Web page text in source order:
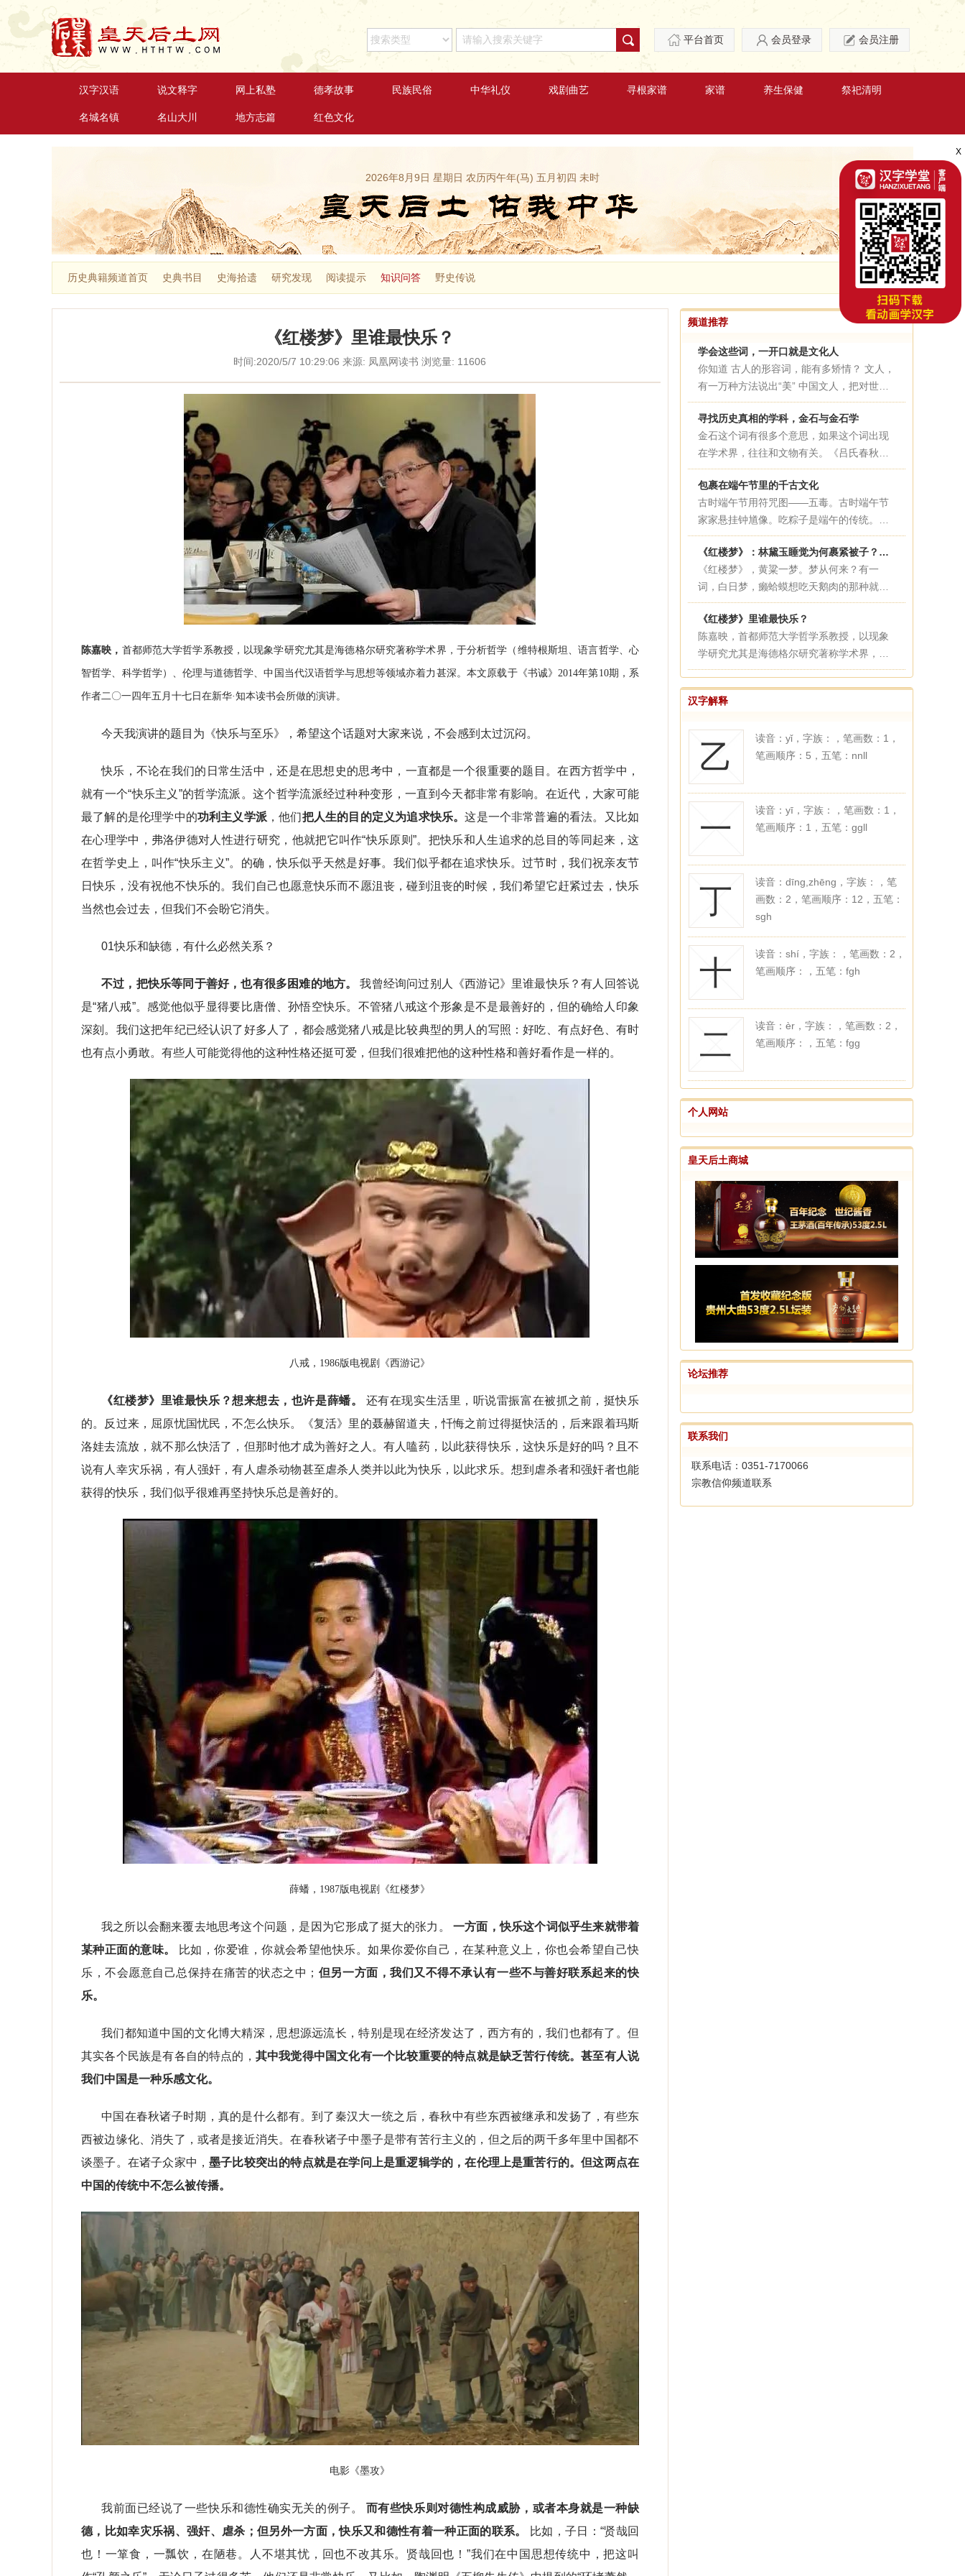
平台首页 会员登录 会员注册
X
汉字汉语 说文释字 网上私塾 德孝故事 民族民俗 中华礼仪 戏剧曲艺 寻根家谱 家谱 养生保健 祭祀清明
名城名镇 名山大川 地方志篇 红色文化
2026年8月9日 星期日 农历丙午年(马) 五月初四 未时
历史典籍频道首页 史典书目 史海拾遗 研究发现 阅读提示 知识问答 野史传说
《红楼梦》里谁最快乐？
时间:2020/5/7 10:29:06 来源: 凤凰网读书 浏览量: 11606
陈嘉映， 首都师范大学哲学系教授，以现象学研究尤其是海德格尔研究著称学术界，于分析哲学（维特根斯坦、语言哲学、心
智哲学、科学哲学）、伦理与道德哲学、中国当代汉语哲学与思想等领域亦着力甚深。本文原载于《书诚》2014年第10期，系
作者二〇一四年五月十七日在新华·知本读书会所做的演讲。
今天我演讲的题目为《快乐与至乐》，希望这个话题对大家来说，不会感到太过沉闷。
快乐，不论在我们的日常生活中，还是在思想史的思考中，一直都是一个很重要的题目。在西方哲学中，
就有一个“快乐主义”的哲学流派。这个哲学流派经过种种变形，一直到今天都非常有影响。在近代，大家可能
最了解的是伦理学中的功利主义学派 ，他们把人生的目的定义为追求快乐。这是一个非常普遍的看法。又比如
在心理学中，弗洛伊德对人性进行研究，他就把它叫作“快乐原则”。把快乐和人生追求的总目的等同起来，这
在哲学史上，叫作“快乐主义”。的确，快乐似乎天然是好事。我们似乎都在追求快乐。过节时，我们祝亲友节
日快乐，没有祝他不快乐的。我们自己也愿意快乐而不愿沮丧，碰到沮丧的时候，我们希望它赶紧过去，快乐
当然也会过去，但我们不会盼它消失。
01快乐和缺德，有什么必然关系？
不过，把快乐等同于善好，也有很多困难的地方。
我曾经询问过别人《西游记》里谁最快乐？有人回答说
是“猪八戒”。感觉他似乎显得要比唐僧、孙悟空快乐。不管猪八戒这个形象是不是最善好的，但的确给人印象
深刻。我们这把年纪已经认识了好多人了，都会感觉猪八戒是比较典型的男人的写照：好吃、有点好色、有时
也有点小勇敢。有些人可能觉得他的这种性格还挺可爱，但我们很难把他的这种性格和善好看作是一样的。
八戒，1986版电视剧《西游记》
《红楼梦》里谁最快乐？想来想去，也许是薛蟠。
还有在现实生活里，听说雷振富在被抓之前，挺快乐
的。反过来，屈原忧国忧民，不怎么快乐。《复活》里的聂赫留道夫，忏悔之前过得挺快活的，后来跟着玛斯
洛娃去流放，就不那么快活了，但那时他才成为善好之人。有人嗑药，以此获得快乐，这快乐是好的吗？且不
说有人幸灾乐祸，有人强奸，有人虐杀动物甚至虐杀人类并以此为快乐，以此求乐。想到虐杀者和强奸者也能
获得的快乐，我们似乎很难再坚持快乐总是善好的。
薛蟠，1987版电视剧《红楼梦》
我之所以会翻来覆去地思考这个问题，是因为它形成了挺大的张力。一方面，快乐这个词似乎生来就带着
某种正面的意味。
比如，你爱谁，你就会希望他快乐。如果你爱你自己，在某种意义上，你也会希望自己快
乐，不会愿意自己总保持在痛苦的状态之中； 但另一方面，我们又不得不承认有一些不与善好联系起来的快
乐。
我们都知道中国的文化博大精深，思想源远流长，特别是现在经济发达了，西方有的，我们也都有了。但
其实各个民族是有各自的特点的， 其中我觉得中国文化有一个比较重要的特点就是缺乏苦行传统。甚至有人说
我们中国是一种乐感文化。
中国在春秋诸子时期，真的是什么都有。到了秦汉大一统之后，春秋中有些东西被继承和发扬了，有些东
西被边缘化、消失了，或者是接近消失。在春秋诸子中墨子是带有苦行主义的，但之后的两千多年里中国都不
谈墨子。在诸子众家中，墨子比较突出的特点就是在学问上是重逻辑学的，在伦理上是重苦行的。但这两点在
中国的传统中不怎么被传播。
电影《墨攻》
我前面已经说了一些快乐和德性确实无关的例子。 而有些快乐则对德性构成威胁，或者本身就是一种缺
德，比如幸灾乐祸、强奸、虐杀；但另外一方面，快乐又和德性有着一种正面的联系。
比如，子日：“贤哉回
也！一箪食，一瓢饮，在陋巷。人不堪其忧，回也不改其乐。贤哉回也！”我们在中国思想传统中，把这叫
频道推荐
学会这些词，一开口就是文化人
你知道 古人的形容词，能有多矫情？ 文人，
有一万种方法说出“美” 中国文人，把对世界
的善意和细心，用强大的文字驾驭能力，如
实展现在诗词歌赋之中。说文人“迂腐”“矫
情”的声音几千年不断，然而今日再看古人措
辞，不得不服。
寻找历史真相的学科，金石与金石学
金石这个词有很多个意思，如果这个词出现
在学术界，往往和文物有关。《吕氏春秋》
中说，“功绩铭于金石”。在这里，金是青铜
钟鼎器物的意思，石是丰碑的意思。金石就
是刻有文字的青铜器和石碑。上古时期，青
铜器上会有铭文出现，铭文的内容以历史大
事和家族荣耀为主。至于在石碑上镌刻功
绩，最早出现在战国末期。后世学者根据这
些文字记录，研究历史，形成了一个学术流
派叫“金石学派”。
包裹在端午节里的千古文化
古时端午节用符咒图——五毒。古时端午节
家家悬挂钟馗像。吃粽子是端午的传统。大
门上悬挂艾及菖蒲。“玉粽...
《红楼梦》：林黛玉睡觉为何裹紧被子？史湘云睡觉为何那么豪放？
《红楼梦》，黄粱一梦。梦从何来？有一
词，白日梦，癞蛤蟆想吃天鹅肉的那种就是
了。然而，哪怕是白日梦，最...
《红楼梦》里谁最快乐？
陈嘉映，首都师范大学哲学系教授，以现象
学研究尤其是海德格尔研究著称学术界，于
分析哲学（维特根斯坦、语...
汉字解释
乙
读音：yǐ，字族：，笔画数：1，
笔画顺序：5，五笔：nnll
一
读音：yī，字族：，笔画数：1，
笔画顺序：1，五笔：ggll
丁
读音：dīng,zhēng，字族：，笔
画数：2，笔画顺序：12，五笔：
sgh
十
读音：shí，字族：，笔画数：2，
笔画顺序：，五笔：fgh
二
读音：èr，字族：，笔画数：2，
笔画顺序：，五笔：fgg
个人网站
皇天后土商城
论坛推荐
联系我们
联系电话：0351-7170066
宗教信仰频道联系